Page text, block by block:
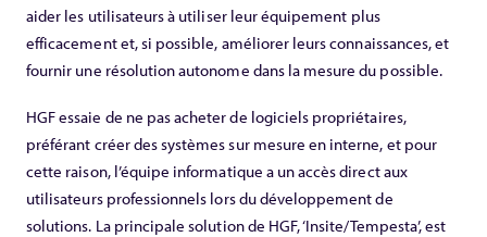
aider les utilisateurs à utiliser leur équipement plus
efficacement et, si possible, améliorer leurs connaissances, et
fournir une résolution autonome dans la mesure du possible.
HGF essaie de ne pas acheter de logiciels propriétaires,
préférant créer des systèmes sur mesure en interne, et pour
cette raison, l’équipe informatique a un accès direct aux
utilisateurs professionnels lors du développement de
solutions. La principale solution de HGF, ‘Insite/Tempesta’, est